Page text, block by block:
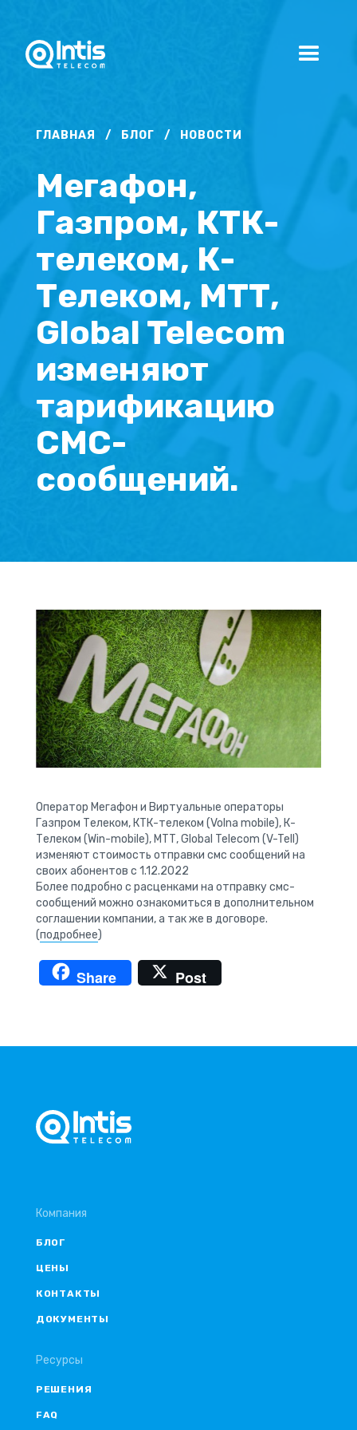
ГЛАВНАЯ / БЛОГ / НОВОСТИ
Мегафон,
Газпром, КТК-
телеком, К-
Телеком, МТТ,
Global Telecom
изменяют
тарификацию
СМС-
сообщений.
Оператор Мегафон и Виртуальные операторы
Газпром Телеком, КТК-телеком (Volna mobile), К-
Телеком (Win-mobile), МТТ, Global Telecom (V-Tell)
изменяют стоимость отправки смс сообщений на
своих абонентов с 1.12.2022
Более подробно с расценками на отправку смс-
сообщений можно ознакомиться в дополнительном
соглашении компании, а так же в договоре.
(подробнее)
Share Post
Компания
БЛОГ
ЦЕНЫ
КОНТАКТЫ
ДОКУМЕНТЫ
Ресурсы
РЕШЕНИЯ
FAQ